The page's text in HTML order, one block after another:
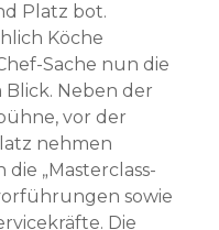
Platz bot.
Köche
Sache nun die
Blick. Neben der
vor der
nehmen
„Masterclass-
sowie
Die